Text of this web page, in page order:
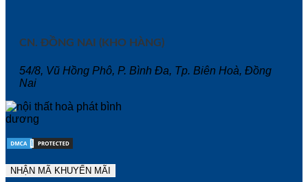
CN. ĐỒNG NAI (KHO HÀNG)
54/8, Vũ Hồng Phô, P. Bình Đa, Tp. Biên Hoà, Đồng
Nai